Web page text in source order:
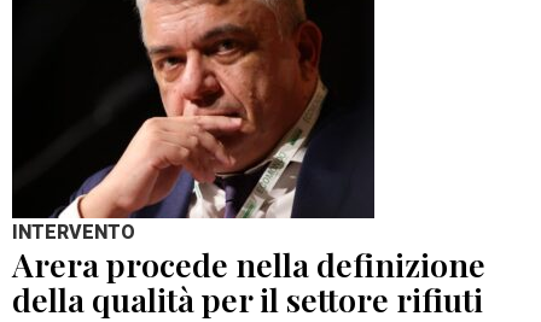
INTERVENTO
Arera procede nella definizione
della qualità per il settore rifiuti